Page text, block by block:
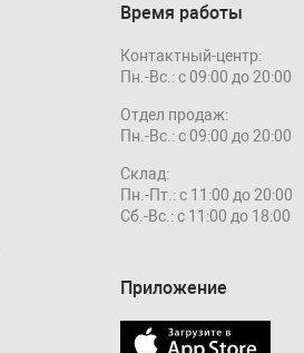
Время работы
Контактный-центр:
Пн.-Вс.: с 09:00 до 20:00
Отдел продаж:
Пн.-Вс.: с 09:00 до 20:00
Склад:
Пн.-Пт.: с 11:00 до 20:00
Сб.-Вс.: с 11:00 до 18:00
Приложение